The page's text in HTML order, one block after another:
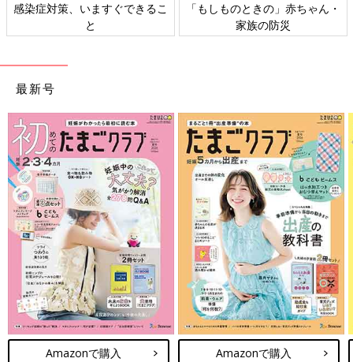
感染症対策、いますぐできるこ
と
「もしものときの」赤ちゃん・
家族の防災
最新号
Amazonで購入 Amazonで購入